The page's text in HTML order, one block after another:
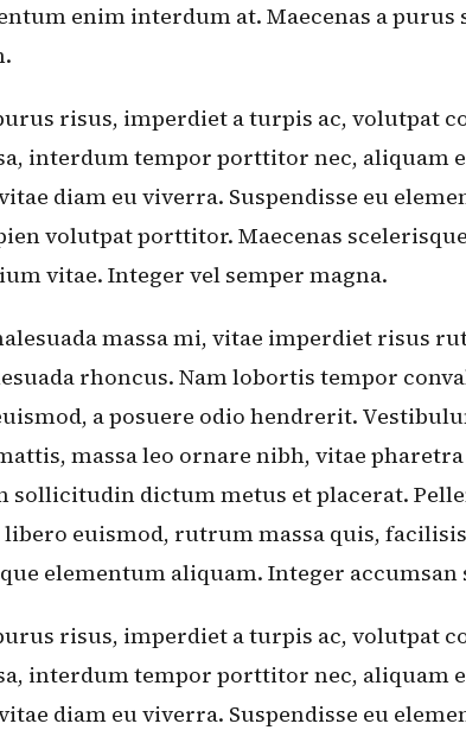
enim interdum at. Maecenas a purus
risus, imperdiet a turpis ac, volutpat
interdum tempor porttitor nec, aliquam
diam eu viverra. Suspendisse eu
volutpat porttitor. Maecenas
vitae. Integer vel semper magna.
massa mi, vitae imperdiet risus
rhoncus. Nam lobortis tempor
a posuere odio hendrerit.
massa leo ornare nibh, vitae
sollicitudin dictum metus et placerat.
libero euismod, rutrum massa quis,
elementum aliquam. Integer accumsan
risus, imperdiet a turpis ac, volutpat
interdum tempor porttitor nec, aliquam
diam eu viverra. Suspendisse eu